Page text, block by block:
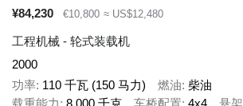
¥84,230
€10,800 ≈ US$12,480
工程机械 - 轮式装载机
2000
功率 110 千瓦 (150 马力) 燃油 柴油
载重能力 8,000 千克 车桥配置 4x4 悬架